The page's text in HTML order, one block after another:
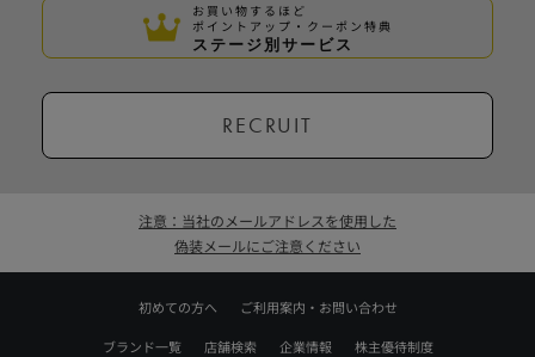
お買い物するほど
ポイントアップ・クーポン特典
ステージ別サービス
RECRUIT
注意：当社のメールアドレスを使用した
偽装メールにご注意ください
初めての方へ ご利用案内・お問い合わせ
ブランド一覧 店舗検索 企業情報 株主優待制度